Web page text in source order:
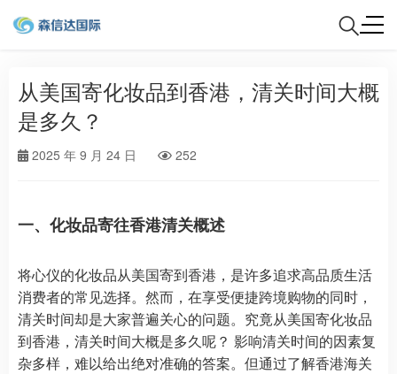
从美国寄化妆品到香港，清关时间大概
是多久？
2025 年 9 月 24 日 252
一、化妆品寄往香港清关概述
将心仪的化妆品从美国寄到香港，是许多追求高品质生活
消费者的常见选择。然而，在享受便捷跨境购物的同时，
清关时间却是大家普遍关心的问题。究竟从美国寄化妆品
到香港，清关时间大概是多久呢？ 影响清关时间的因素复
杂多样，难以给出绝对准确的答案。但通过了解香港海关